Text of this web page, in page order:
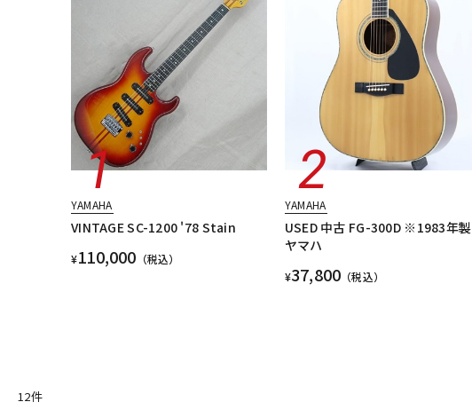
YAMAHA
VINTAGE SC-1200 '78 Stain
¥110,000 （税込）
YAMAHA
USED 中古 FG-300D ※1983年製
ヤマハ
¥37,800 （税込）
12件